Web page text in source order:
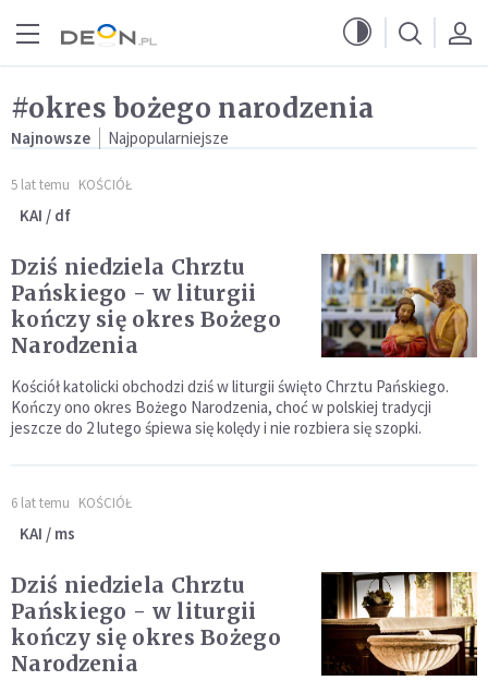
#okres bożego narodzenia
Najnowsze Najpopularniejsze
5 lat temu KOŚCIÓŁ
KAI / df
Dziś niedziela Chrztu
Pańskiego - w liturgii
kończy się okres Bożego
Narodzenia
Kościół katolicki obchodzi dziś w liturgii święto Chrztu Pańskiego.
Kończy ono okres Bożego Narodzenia, choć w polskiej tradycji
jeszcze do 2 lutego śpiewa się kolędy i nie rozbiera się szopki.
6 lat temu KOŚCIÓŁ
KAI / ms
Dziś niedziela Chrztu
Pańskiego - w liturgii
kończy się okres Bożego
Narodzenia